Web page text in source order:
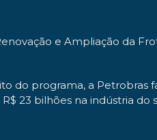
e Ampliação da
do programa, a Petrobras
23 bilhões na indústria do